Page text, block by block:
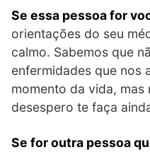
Se essa pessoa for
orientações do seu
calmo. Sabemos que
enfermidades que nos
momento da vida,
desespero te faça
Se for outra pessoa